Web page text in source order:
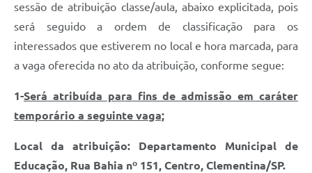
sessão de atribuição classe/aula, abaixo explicitada, pois
será seguido a ordem de classificação para os
interessados que estiverem no local e hora marcada, para
a vaga oferecida no ato da atribuição, conforme segue:
1-Será atribuída para fins de admissão em caráter
temporário a seguinte vaga;
Local da atribuição: Departamento Municipal de
Educação, Rua Bahia nº 151, Centro, Clementina/SP.